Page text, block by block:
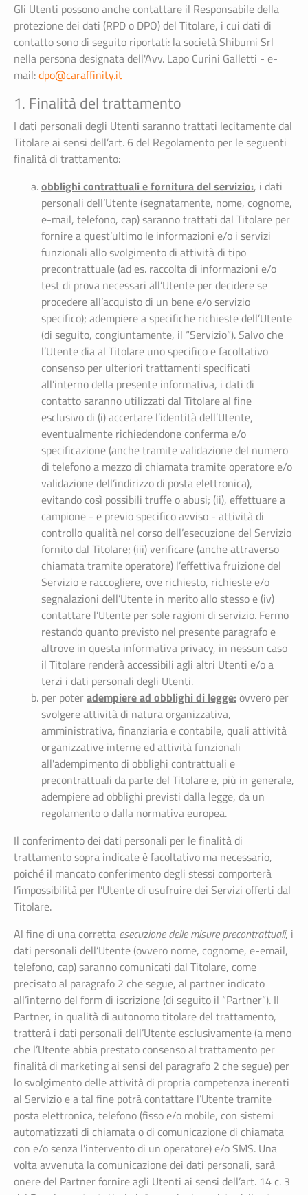
Gli Utenti possono anche contattare il Responsabile della
protezione dei dati (RPD o DPO) del Titolare, i cui dati di
contatto sono di seguito riportati: la società Shibumi Srl
nella persona designata dell'Avv. Lapo Curini Galletti - e-
mail:dpo@caraffinity.it
1. Finalità del trattamento
I dati personali degli Utenti saranno trattati lecitamente dal
Titolare ai sensi dell’art. 6 del Regolamento per le seguenti
finalità di trattamento:
obblighi contrattuali e fornitura del servizio:, i dati
personali dell’Utente (segnatamente, nome, cognome,
e-mail, telefono, cap) saranno trattati dal Titolare per
fornire a quest’ultimo le informazioni e/o i servizi
funzionali allo svolgimento di attività di tipo
precontrattuale (ad es. raccolta di informazioni e/o
test di prova necessari all’Utente per decidere se
procedere all’acquisto di un bene e/o servizio
specifico); adempiere a specifiche richieste dell’Utente
(di seguito, congiuntamente, il “Servizio”). Salvo che
l’Utente dia al Titolare uno specifico e facoltativo
consenso per ulteriori trattamenti specificati
all’interno della presente informativa, i dati di
contatto saranno utilizzati dal Titolare al fine
esclusivo di (i) accertare l’identità dell’Utente,
eventualmente richiedendone conferma e/o
specificazione (anche tramite validazione del numero
di telefono a mezzo di chiamata tramite operatore e/o
validazione dell’indirizzo di posta elettronica),
evitando così possibili truffe o abusi; (ii), effettuare a
campione - e previo specifico avviso - attività di
controllo qualità nel corso dell’esecuzione del Servizio
fornito dal Titolare; (iii) verificare (anche attraverso
chiamata tramite operatore) l’effettiva fruizione del
Servizio e raccogliere, ove richiesto, richieste e/o
segnalazioni dell’Utente in merito allo stesso e (iv)
contattare l’Utente per sole ragioni di servizio. Fermo
restando quanto previsto nel presente paragrafo e
altrove in questa informativa privacy, in nessun caso
il Titolare renderà accessibili agli altri Utenti e/o a
terzi i dati personali degli Utenti.
per poteradempiere ad obblighi di legge:ovvero per
svolgere attività di natura organizzativa,
amministrativa, finanziaria e contabile, quali attività
organizzative interne ed attività funzionali
all'adempimento di obblighi contrattuali e
precontrattuali da parte del Titolare e, più in generale,
adempiere ad obblighi previsti dalla legge, da un
regolamento o dalla normativa europea.
Il conferimento dei dati personali per le finalità di
trattamento sopra indicate è facoltativo ma necessario,
poiché il mancato conferimento degli stessi comporterà
l’impossibilità per l’Utente di usufruire dei Servizi offerti dal
Titolare.
Al fine di una corretta esecuzione delle misure precontrattuali, i
dati personali dell’Utente (ovvero nome, cognome, e-email,
telefono, cap) saranno comunicati dal Titolare, come
precisato al paragrafo 2 che segue, al partner indicato
all’interno del form di iscrizione (di seguito il “Partner”). Il
Partner, in qualità di autonomo titolare del trattamento,
tratterà i dati personali dell’Utente esclusivamente (a meno
che l’Utente abbia prestato consenso al trattamento per
finalità di marketing ai sensi del paragrafo 2 che segue) per
lo svolgimento delle attività di propria competenza inerenti
al Servizio e a tal fine potrà contattare l’Utente tramite
posta elettronica, telefono (fisso e/o mobile, con sistemi
automatizzati di chiamata o di comunicazione di chiamata
con e/o senza l'intervento di un operatore) e/o SMS. Una
volta avvenuta la comunicazione dei dati personali, sarà
onere del Partner fornire agli Utenti ai sensi dell’art. 14 c. 3